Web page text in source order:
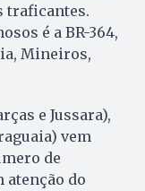
traficantes.
é a BR-364,
Mineiros,
e Jussara),
vem
de
atenção do